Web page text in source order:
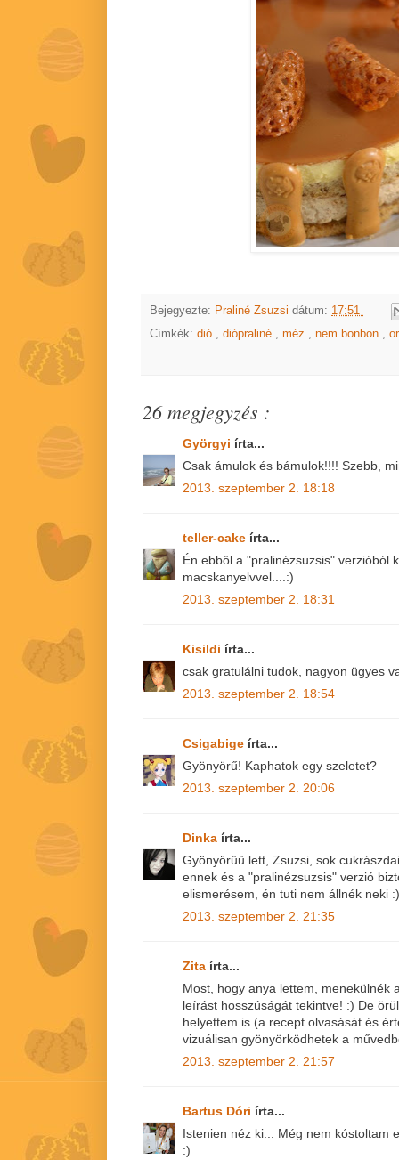
Bejegyezte: Praliné Zsuzsi dátum: 17:51
Címkék: dió , diópraliné , méz , nem bonbon ,
26 megjegyzés :
Györgyi írta...
Csak ámulok és bámulok!!!! Szebb,
2013. szeptember 2. 18:18
teller-cake írta...
Én ebből a "pralinézsuzsis" verzióból
macskanyelvvel....:)
2013. szeptember 2. 18:31
Kisildi írta...
csak gratulálni tudok, nagyon ügyes
2013. szeptember 2. 18:54
Csigabige írta...
Gyönyörű! Kaphatok egy szeletet?
2013. szeptember 2. 20:06
Dinka írta...
Gyönyörűű lett, Zsuzsi, sok
ennek és a "pralinézsuzsis" verzió
elismerésem, én tuti nem állnék neki :)
2013. szeptember 2. 21:35
Zita írta...
Most, hogy anya lettem, menekülnék
leírást hosszúságát tekintve! :) De
helyettem is (a recept olvasását és
vizuálisan gyönyörködhetek a
2013. szeptember 2. 21:57
Bartus Dóri írta...
Istenien néz ki... Még nem kóstoltam
:)